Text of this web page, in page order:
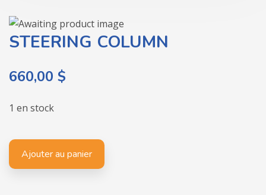
STEERING COLUMN
660,00 $
1 en stock
quantité
de
Ajouter au panier